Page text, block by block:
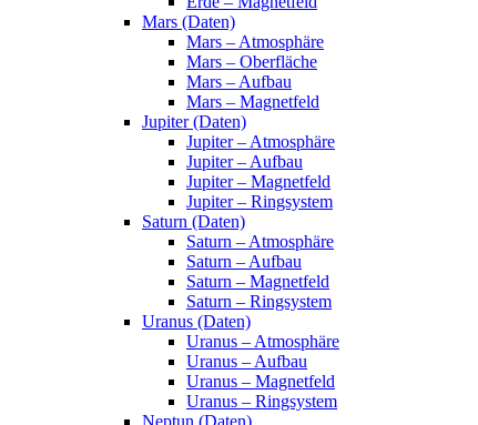
Mars (Daten)
Mars – Atmosphäre
Mars – Oberfläche
Mars – Aufbau
Mars – Magnetfeld
Jupiter (Daten)
Jupiter – Atmosphäre
Jupiter – Aufbau
Jupiter – Magnetfeld
Jupiter – Ringsystem
Saturn (Daten)
Saturn – Atmosphäre
Saturn – Aufbau
Saturn – Magnetfeld
Saturn – Ringsystem
Uranus (Daten)
Uranus – Atmosphäre
Uranus – Aufbau
Uranus – Magnetfeld
Uranus – Ringsystem
Neptun (Daten)